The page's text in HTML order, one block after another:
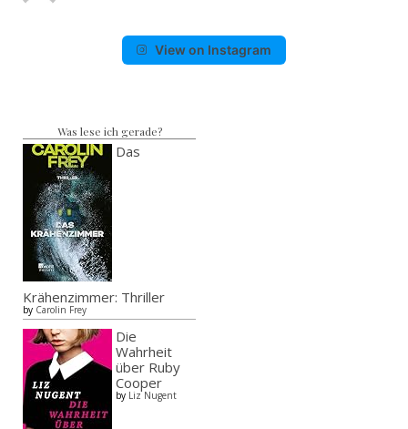
View on Instagram
Was lese ich gerade?
Das
Krähenzimmer: Thriller
by Carolin Frey
Die
Wahrheit
über Ruby
Cooper
by Liz Nugent